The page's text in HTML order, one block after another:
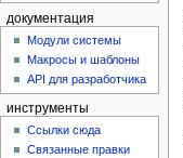
документация
Модули системы
Макросы и шаблоны
API для разработчика
инструменты
Ссылки сюда
Связанные правки